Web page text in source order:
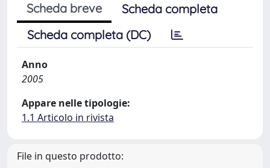
Scheda breve
Scheda completa
Scheda completa (DC)
Anno
2005
Appare nelle tipologie:
1.1 Articolo in rivista
File in questo prodotto: